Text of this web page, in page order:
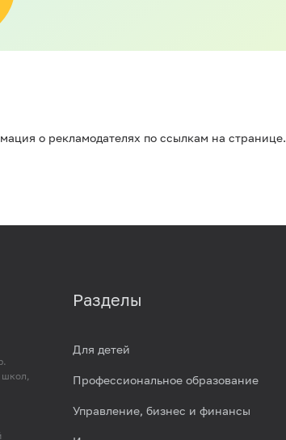
о рекламодателях по ссылкам на странице.
школ,
Разделы
Для детей
Профессиональное образование
Управление, бизнес и финансы